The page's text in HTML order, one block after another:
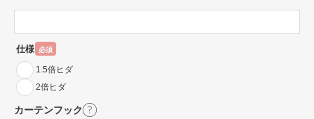
仕様 必須
1.5倍ヒダ
2倍ヒダ
カーテンフック